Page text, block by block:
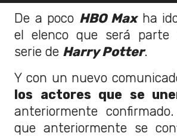
De a poco HBO Maxha
el elenco que será parte
serie de Harry Potter.
Y con un nuevo
los actores que se
anteriormente confirmado.
que anteriormente se